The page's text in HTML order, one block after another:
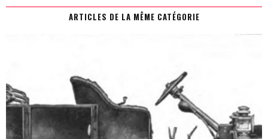
ARTICLES DE LA MÊME CATÉGORIE